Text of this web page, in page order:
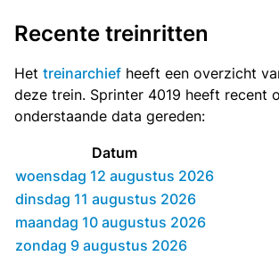
Recente treinritten
Het treinarchief heeft een overzicht
deze trein. Sprinter 4019 heeft recent
onderstaande data gereden:
Datum
woensdag 12 augustus 2026
dinsdag 11 augustus 2026
maandag 10 augustus 2026
zondag 9 augustus 2026